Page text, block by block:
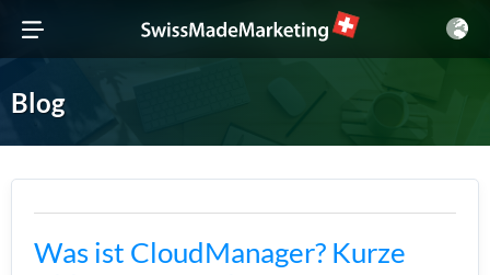
Blog
Was ist CloudManager? Kurze